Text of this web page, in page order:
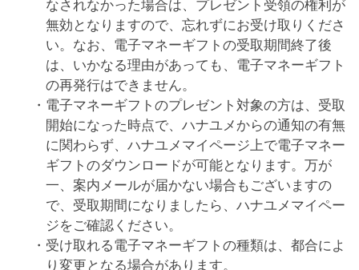
なされなかった場合は、プレゼント受領の権利が
無効となりますので、忘れずにお受け取りくださ
い。なお、電子マネーギフトの受取期間終了後
は、いかなる理由があっても、電子マネーギフト
の再発行はできません。
電子マネーギフトのプレゼント対象の方は、受取
開始になった時点で、ハナユメからの通知の有無
に関わらず、ハナユメマイページ上で電子マネー
ギフトのダウンロードが可能となります。万が
一、案内メールが届かない場合もございますの
で、受取期間になりましたら、ハナユメマイペー
ジをご確認ください。
受け取れる電子マネーギフトの種類は、都合によ
り変更となる場合があります。